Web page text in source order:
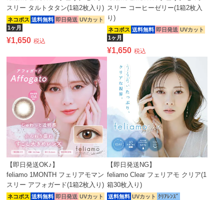
スリー タルトタタン(1箱2枚入り)
ネコポス 送料無料 即日発送 UVカット
1ヶ月
¥1,650 税込
スリー コーヒーゼリー(1箱2枚入
り)
ネコポス 送料無料 即日発送 UVカット
1ヶ月
¥1,650 税込
【即日発送OK♪】
feliamo 1MONTH フェリアモマン
スリー アフォガード(1箱2枚入り)
ネコポス 送料無料 即日発送 UVカット
【即日発送NG】
feliamo Clear フェリアモ クリア(1
箱30枚入り)
送料無料 UVカット ｸﾘｱﾚﾝｽﾞ